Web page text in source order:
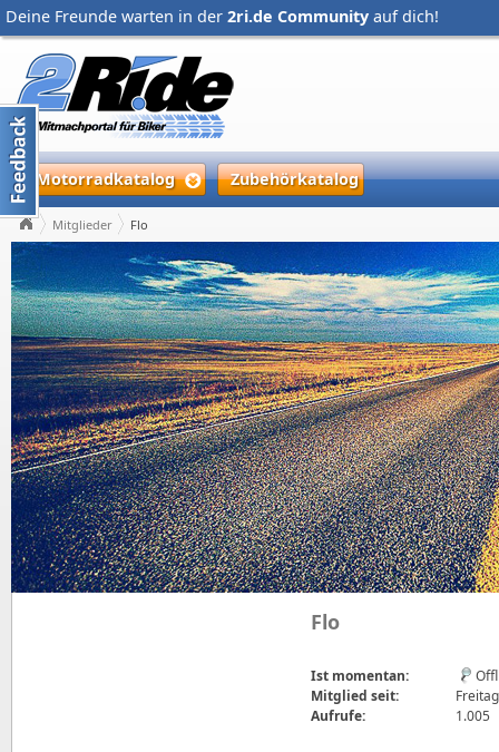
Deine Freunde warten in der 2ri.de Community auf dich!
Motorradkatalog Zubehörkatalog
Mitglieder Flo
Flo
Ist momentan:
Mitglied seit:
Aufrufe:
1.005